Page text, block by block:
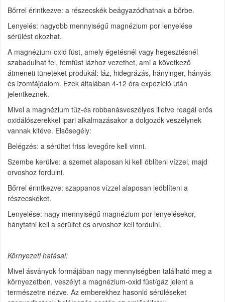
Bőrrel érintkezve: a részecskék beágyazódhatnak a bőrbe.
Lenyelés: nagyobb mennyiségű magnézium por lenyelése
sérülést okozhat.
A magnézium-oxid füst, amely égetésnél vagy hegesztésnél
szabadulhat fel, fémfüst lázhoz vezethet, ami a következő
átmeneti tüneteket produkál: láz, hidegrázás, hányinger, hányás
és izomfájdalom. Ezek általában 4-12 óra expozíció után
jelentkeznek.
Mivel a magnézium tűz-és robbanásveszélyes illetve reagál erős
oxidálószerekkel ipari alkalmazásakor a dolgozók veszélynek
vannak kitéve. Elsősegély:
Belégzés: a sérültet friss levegőre kell vinni.
Szembe kerülve: a szemet alaposan ki kell öblíteni vízzel, majd
orvoshoz fordulni.
Bőrrel érintkezve: szappanos vízzel alaposan leöblíteni a
részecskéket.
Lenyelése: nagy mennyiségű magnézium por lenyelésekor,
hánytatni kell a sérültet és orvoshoz kell fordulni.
Környezeti hatásai:
Mivel ásványok formájában nagy mennyiségben található meg a
környezetben, veszélyt a magnézium-oxid füst/gáz jelent a
természetre nézve. Az emberekhez hasonló sérüléseket